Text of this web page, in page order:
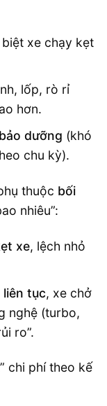
xe chạy kẹt
lốp, rò rỉ
hơn.
dưỡng (khó
chu kỳ).
thuộc bối
nhiêu”:
xe, lệch nhỏ
tục, xe chở
nghệ (turbo,
ro”.
chi phí theo kế